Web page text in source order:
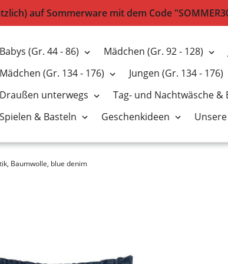
auf Sommerware mit dem Code
Babys (Gr. 44 - 86) Mädchen (Gr. 92 - 128)
Mädchen (Gr. 134 - 176)
Jungen (Gr. 134 - 176)
Draußen unterwegs
Tag- und Nachtwäsche &
Spielen & Basteln
Geschenkideen
Baumwolle, blue denim